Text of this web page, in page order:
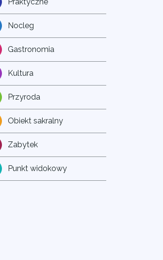
Nocleg
Gastronomia
Kultura
Przyroda
Obiekt sakralny
Zabytek
Punkt widokowy